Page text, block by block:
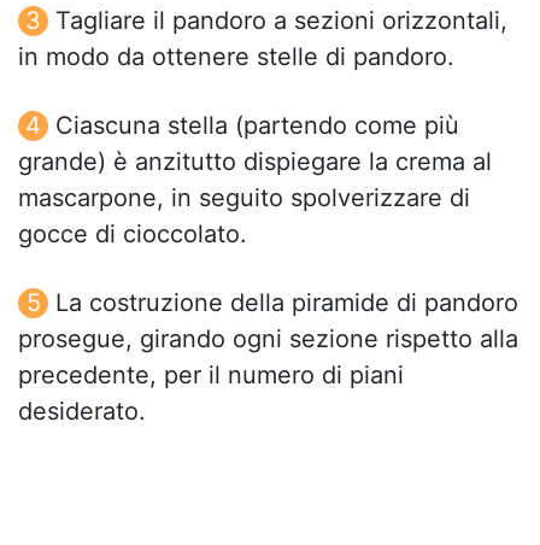
Tagliare il pandoro a sezioni orizzontali,
in modo da ottenere stelle di pandoro.
Ciascuna stella (partendo come più
grande) è anzitutto dispiegare la crema al
mascarpone, in seguito spolverizzare di
gocce di cioccolato.
La costruzione della piramide di pandoro
prosegue, girando ogni sezione rispetto alla
precedente, per il numero di piani
desiderato.